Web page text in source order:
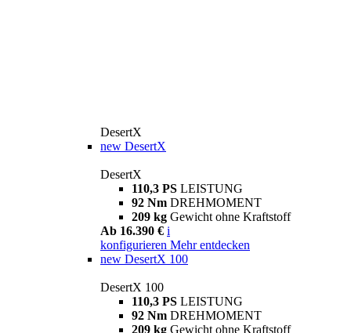
DesertX
new DesertX
DesertX
110,3 PS LEISTUNG
92 Nm DREHMOMENT
209 kg Gewicht ohne Kraftstoff
Ab 16.390 € i
konfigurieren Mehr entdecken
new DesertX 100
DesertX 100
110,3 PS LEISTUNG
92 Nm DREHMOMENT
209 kg Gewicht ohne Kraftstoff